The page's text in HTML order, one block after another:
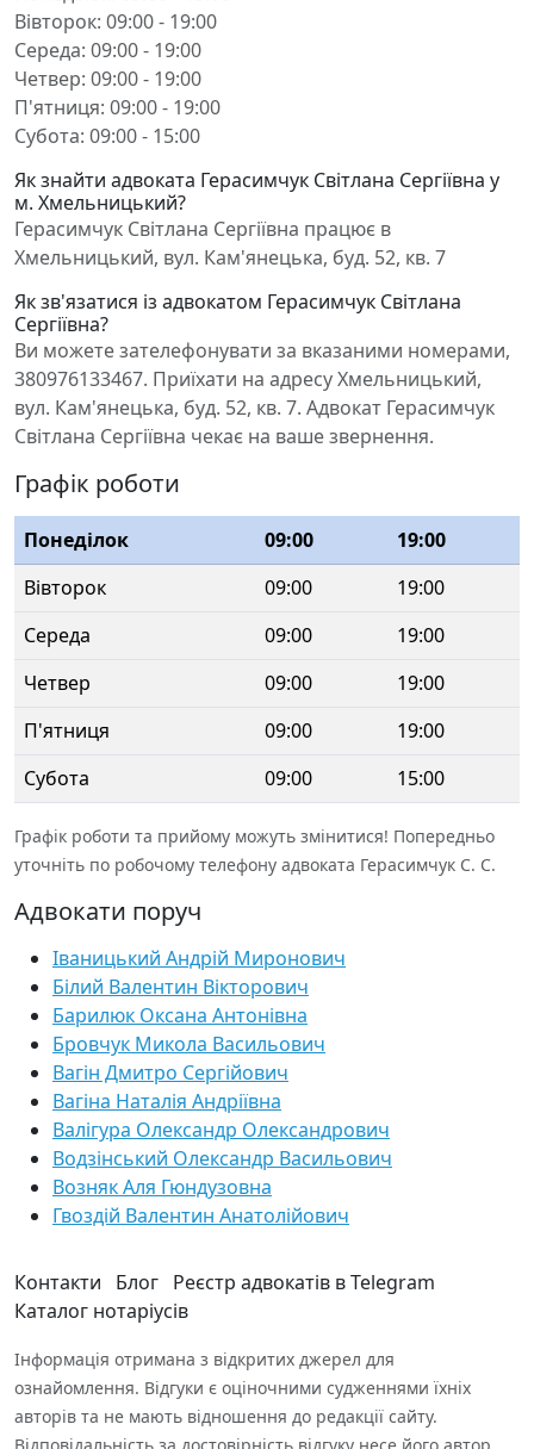
Вівторок: 09:00 - 19:00
Середа: 09:00 - 19:00
Четвер: 09:00 - 19:00
П'ятниця: 09:00 - 19:00
Субота: 09:00 - 15:00
Як знайти адвоката Герасимчук Світлана Сергіївна у
м. Хмельницький?
Герасимчук Світлана Сергіївна працює в
Хмельницький, вул. Кам'янецька, буд. 52, кв. 7
Як зв'язатися із адвокатом Герасимчук Світлана
Сергіївна?
Ви можете зателефонувати за вказаними номерами,
380976133467. Приїхати на адресу Хмельницький,
вул. Кам'янецька, буд. 52, кв. 7. Адвокат Герасимчук
Світлана Сергіївна чекає на ваше звернення.
Графік роботи
Понеділок 09:00
19:00
Вівторок
09:00
19:00
Середа
09:00
19:00
Четвер
09:00
19:00
П'ятниця
09:00
19:00
Субота
09:00 15:00
Графік роботи та прийому можуть змінитися! Попередньо
уточніть по робочому телефону адвоката Герасимчук С. С.
Адвокати поруч
Іваницький Андрій Миронович
Білий Валентин Вікторович
Барилюк Оксана Антонівна
Бровчук Микола Васильович
Вагін Дмитро Сергійович
Вагіна Наталія Андріївна
Валігура Олександр Олександрович
Водзінський Олександр Васильович
Возняк Аля Гюндузовна
Гвоздій Валентин Анатолійович
Контакти Блог Реєстр адвокатів в Telegram
Каталог нотаріусів
Інформація отримана з відкритих джерел для
ознайомлення. Відгуки є оціночними судженнями їхніх
авторів та не мають відношення до редакції сайту.